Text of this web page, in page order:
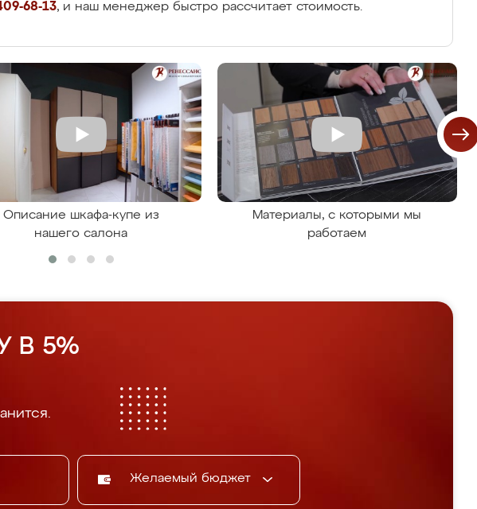
68-13, и наш менеджер быстро рассчитает стоимость.
Описание шкафа-купе из
нашего салона
Материалы, с которыми мы
работаем
В 5%
Желаемый бюджет